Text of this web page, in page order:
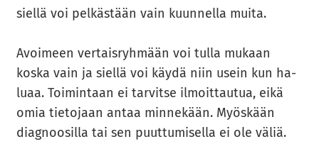
siel­lä voi pel­käs­tään vain kuun­nel­la muita.
Avoi­meen ver­tais­ryh­mään voi tulla mu­kaan
koska vain ja siel­lä voi käydä niin usein kun ha­
lu­aa. Toi­min­taan ei tar­vit­se il­moit­tau­tua, eikä
omia tie­to­jaan antaa min­ne­kään. Myös­kään
diag­noo­sil­la tai sen puut­tu­mi­sel­la ei ole väliä.